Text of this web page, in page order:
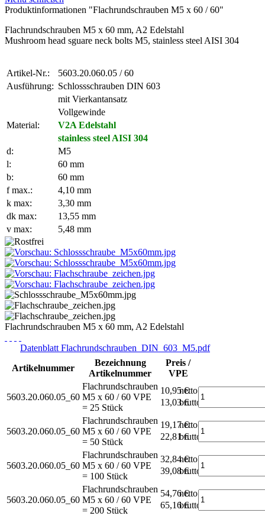
Produktinformationen "Flachrundschrauben M5 x 60 / 60"
Flachrundschrauben M5 x 60 mm, A2 Edelstahl
Mushroom head sguare neck bolts M5, stainless steel AISI 304
Artikel-Nr.:
5603.20.060.05 / 60
Ausführung: Schlossschrauben DIN 603
mit Vierkantansatz
Vollgewinde
Material:
V2A Edelstahl
stainless steel AISI 304
d:
M5
l:
60 mm
b:
60 mm
f max.:
4,10 mm
k max:
3,30 mm
dk max:
13,55 mm
v max:
5,48 mm
Flachrundschrauben M5 x 60 mm, A2 Edelstahl
Datenblatt Flachrundschrauben_DIN_603_M5.pdf
Artikelnummer
Bezeichnung
Artikelnummer
Preis /
VPE
5603.20.060.05_60
Flachrundschrauben
M5 x 60 / 60 VPE
= 25 Stück
10,95 €
netto
13,03 €brutto*
5603.20.060.05_60
Flachrundschrauben
M5 x 60 / 60 VPE
= 50 Stück
19,17 €
netto
22,81 €brutto*
5603.20.060.05_60
Flachrundschrauben
M5 x 60 / 60 VPE
= 100 Stück
32,84 €
netto
39,08 €brutto*
5603.20.060.05_60
Flachrundschrauben
M5 x 60 / 60 VPE
= 200 Stück
54,76 €
netto
65,16 €brutto*